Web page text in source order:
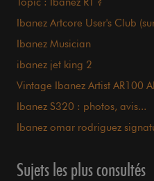
Ibanez Artcore User's Club
Ibanez Musician
ibanez jet king 2
Vintage Ibanez Artist AR100
Ibanez S320 : photos, avis...
Ibanez omar rodriguez
Sujets les plus consultés